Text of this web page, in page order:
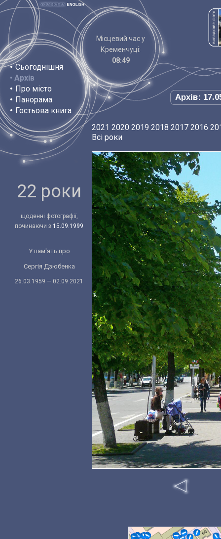
• Сьогоднішня
• Архів
• Про місто
• Панорама
• Гостьова книга
Місцевий час у
Кременчуці:
08:49
Архів:
22 роки
щоденні фотографії,
починаючи з 15.09.1999
У пам'ять про
Сергія Дзюбенка
26.03.1959 — 02.09.2021
2021 2020 2019 2018 2017 2016
Всі роки